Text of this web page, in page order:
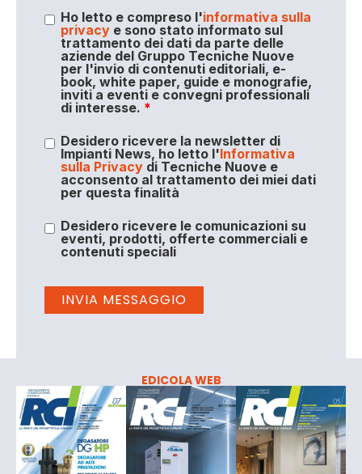
Ho letto e compreso l'informativa sulla
privacye sono stato informato sul
trattamento dei dati da parte delle
aziende del Gruppo Tecniche Nuove
per l'invio di contenuti editoriali, e-
book, white paper, guide e monografie,
inviti a eventi e convegni professionali
di interesse. *
Desidero ricevere la newsletter di
Impianti News, ho letto l'Informativa
sulla Privacydi Tecniche Nuove e
acconsento al trattamento dei miei dati
per questa finalità
Desidero ricevere le comunicazioni su
eventi, prodotti, offerte commerciali e
contenuti speciali
EDICOLA WEB